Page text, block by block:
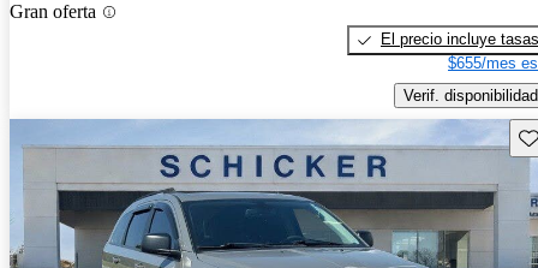
Gran oferta
El precio incluye tasas
$655/mes
Verif. disponibilidad